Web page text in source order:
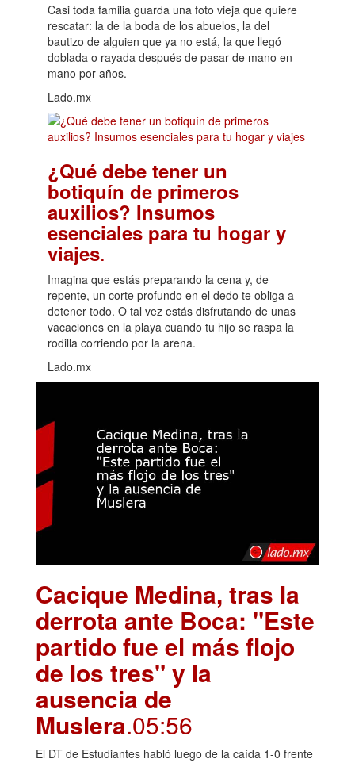
Casi toda familia guarda una foto vieja que quiere
rescatar: la de la boda de los abuelos, la del
bautizo de alguien que ya no está, la que llegó
doblada o rayada después de pasar de mano en
mano por años.
Lado.mx
¿Qué debe tener un
botiquín de primeros
auxilios? Insumos
esenciales para tu hogar y
viajes.
Imagina que estás preparando la cena y, de
repente, un corte profundo en el dedo te obliga a
detener todo. O tal vez estás disfrutando de unas
vacaciones en la playa cuando tu hijo se raspa la
rodilla corriendo por la arena.
Lado.mx
Cacique Medina, tras la
derrota ante Boca: "Este
partido fue el más flojo
de los tres" y la
ausencia de
Muslera.05:56
El DT de Estudiantes habló luego de la caída 1-0 frente